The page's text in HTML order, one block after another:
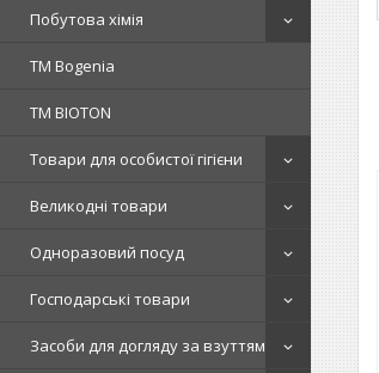
Побутова хімія
ТМ Bogenia
ТМ BIOTON
Товари для особистої гігієни
Великодні товари
Одноразовий посуд
Господарські товари
Засоби для догляду за взуттям